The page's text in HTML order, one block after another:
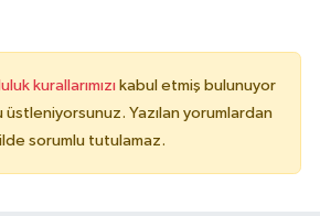
kurallarımızı kabul etmiş bulunuyor
üstleniyorsunuz. Yazılan yorumlardan
sorumlu tutulamaz.